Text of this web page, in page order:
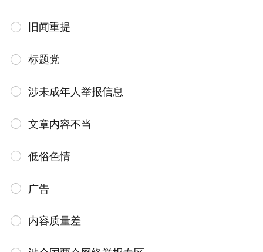
旧闻重提
标题党
涉未成年人举报信息
文章内容不当
低俗色情
广告
内容质量差